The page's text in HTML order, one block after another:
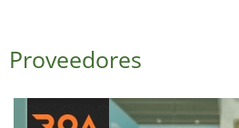
Proveedores